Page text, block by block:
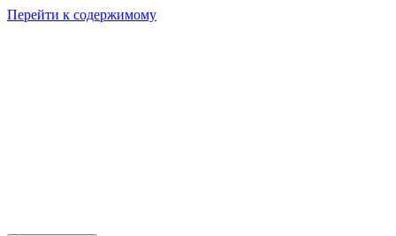
Перейти к содержимому